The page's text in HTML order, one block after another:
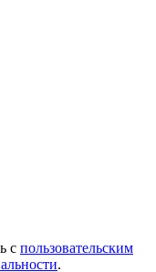
с пользовательским
.